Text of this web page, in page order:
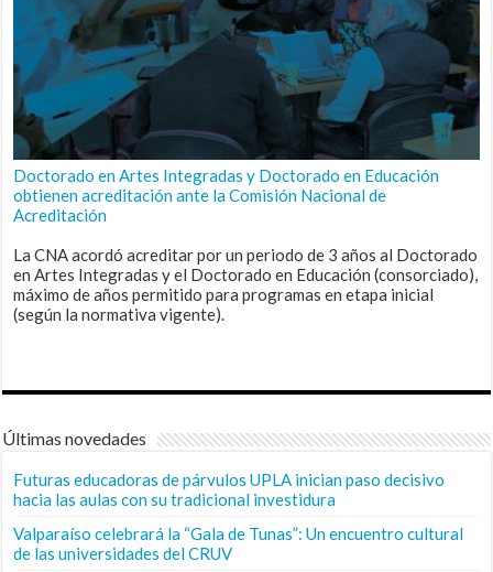
Doctorado en Artes Integradas y Doctorado en Educación
obtienen acreditación ante la Comisión Nacional de
Acreditación
La CNA acordó acreditar por un periodo de 3 años al Doctorado
en Artes Integradas y el Doctorado en Educación (consorciado),
máximo de años permitido para programas en etapa inicial
(según la normativa vigente).
Últimas novedades
Futuras educadoras de párvulos UPLA inician paso decisivo
hacia las aulas con su tradicional investidura
Valparaíso celebrará la “Gala de Tunas”: Un encuentro cultural
de las universidades del CRUV